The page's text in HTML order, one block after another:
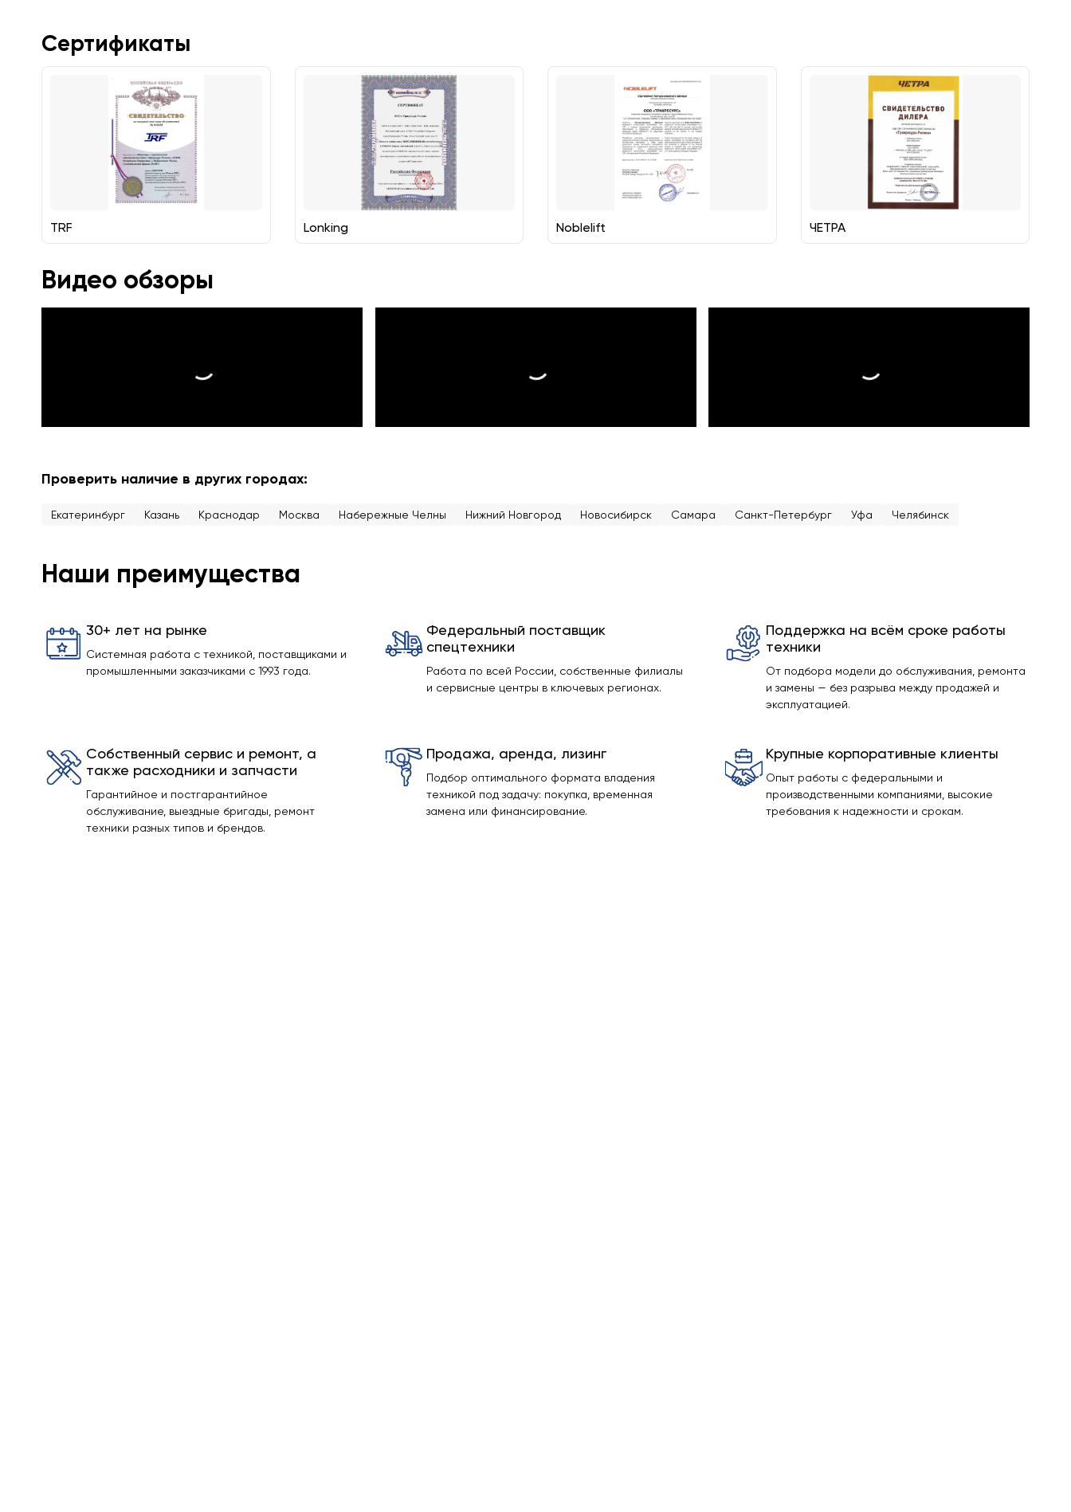
Сертификаты
TRF Lonking Noblelift ЧЕТРА
Видео обзоры
Проверить наличие в других городах:
Екатеринбург Казань Краснодар Москва Набережные Челны Нижний Новгород Новосибирск Самара Санкт-Петербург Уфа Челябинск
Наши преимущества
30+ лет на рынке
Системная работа с техникой, поставщиками и
промышленными заказчиками с 1993 года.
Федеральный поставщик
спецтехники
Работа по всей России, собственные филиалы
и сервисные центры в ключевых регионах.
Поддержка на всём сроке работы
техники
От подбора модели до обслуживания, ремонта
и замены — без разрыва между продажей и
эксплуатацией.
Собственный сервис и ремонт, а
также расходники и запчасти
Гарантийное и постгарантийное
обслуживание, выездные бригады, ремонт
техники разных типов и брендов.
Продажа, аренда, лизинг
Подбор оптимального формата владения
техникой под задачу: покупка, временная
замена или финансирование.
Крупные корпоративные клиенты
Опыт работы с федеральными и
производственными компаниями, высокие
требования к надежности и срокам.